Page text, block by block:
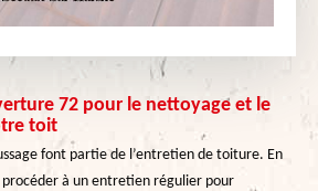
72 pour le nettoyage et le
toit
font partie de l’entretien de toiture. En
à un entretien régulier pour